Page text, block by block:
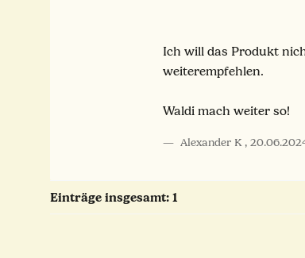
Ich will das Produkt
weiterempfehlen.
Waldi mach weiter so!
Alexander K ,
Einträge insgesamt: 1